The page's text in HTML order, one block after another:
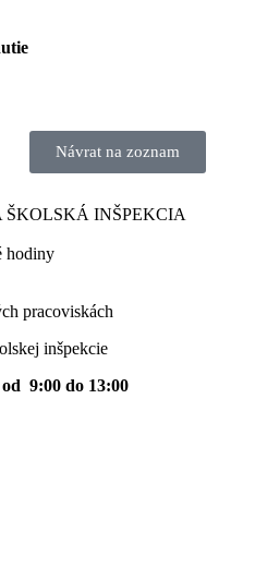
Návrat na zoznam
ŠKOLSKÁ INŠPEKCIA
hodiny​
pracoviskách
inšpekcie
9:00 do 13:00